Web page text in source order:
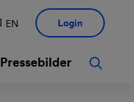
EN Login
Pressebilder